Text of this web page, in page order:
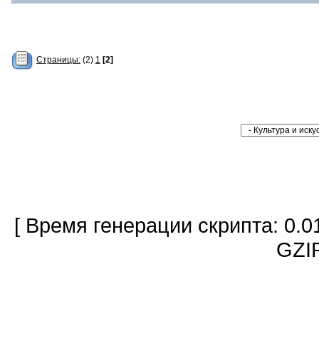
Страницы:(2) 1 [2]
[ Время генерации скрипта: